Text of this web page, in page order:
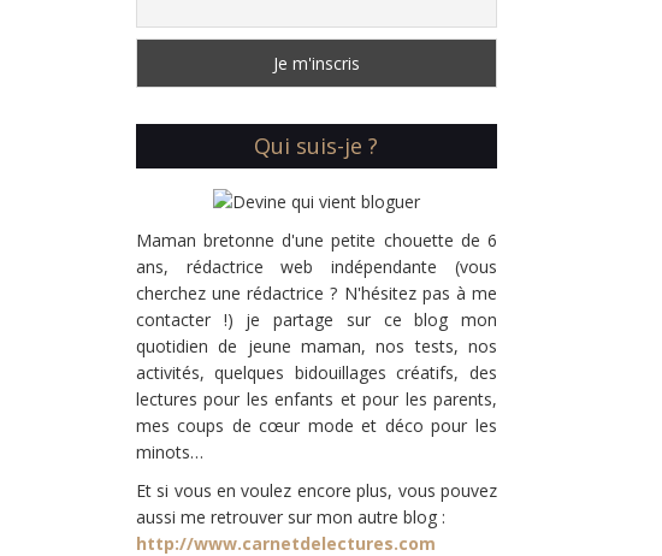
Qui suis-je ?
Maman bretonne d'une petite chouette de 6
ans, rédactrice web indépendante (vous
cherchez une rédactrice ? N'hésitez pas à me
contacter !) je partage sur ce blog mon
quotidien de jeune maman, nos tests, nos
activités, quelques bidouillages créatifs, des
lectures pour les enfants et pour les parents,
mes coups de cœur mode et déco pour les
minots…
Et si vous en voulez encore plus, vous pouvez
aussi me retrouver sur mon autre blog :
http://www.carnetdelectures.com